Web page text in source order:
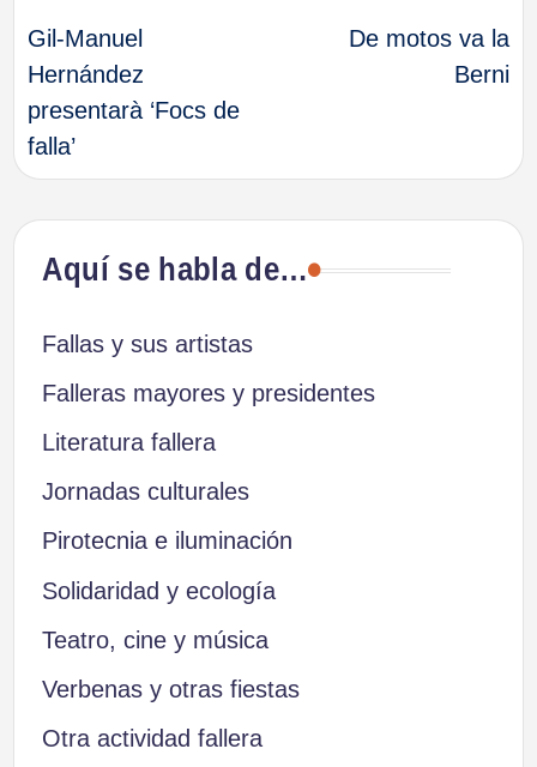
de
entradas
Gil-Manuel
Hernández
presentarà ‘Focs de
falla’
De motos va la
Berni
Aquí se habla de…
Fallas y sus artistas
Falleras mayores y presidentes
Literatura fallera
Jornadas culturales
Pirotecnia e iluminación
Solidaridad y ecología
Teatro, cine y música
Verbenas y otras fiestas
Otra actividad fallera